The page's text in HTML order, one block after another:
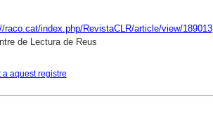
raco.cat/index.php/RevistaCLR/article/view/189013
de Lectura de Reus
a aquest registre